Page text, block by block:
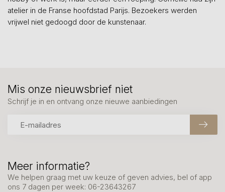
atelier in de Franse hoofdstad Parijs. Bezoekers werden
vrijwel niet gedoogd door de kunstenaar.
Meer informatie?
We helpen graag met uw keuze of geven advies, bel of app
ons 7 dagen per week: 06-23643267
Mis onze nieuwsbrief niet
Schrijf je in en ontvang onze nieuwe aanbiedingen